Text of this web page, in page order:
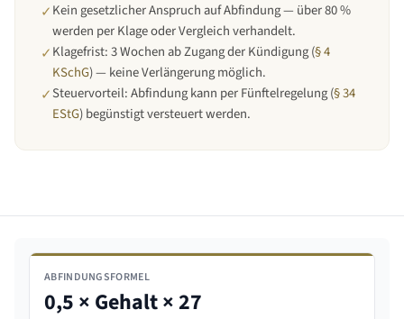
✓Kein gesetzlicher Anspruch auf Abfindung — über 80 %
werden per Klage oder Vergleich verhandelt.
✓Klagefrist: 3 Wochen ab Zugang der Kündigung (§ 4
KSchG) — keine Verlängerung möglich.
✓Steuervorteil: Abfindung kann per Fünftelregelung (§ 34
EStG) begünstigt versteuert werden.
ABFINDUNGSFORMEL
0,5 × Gehalt × 27